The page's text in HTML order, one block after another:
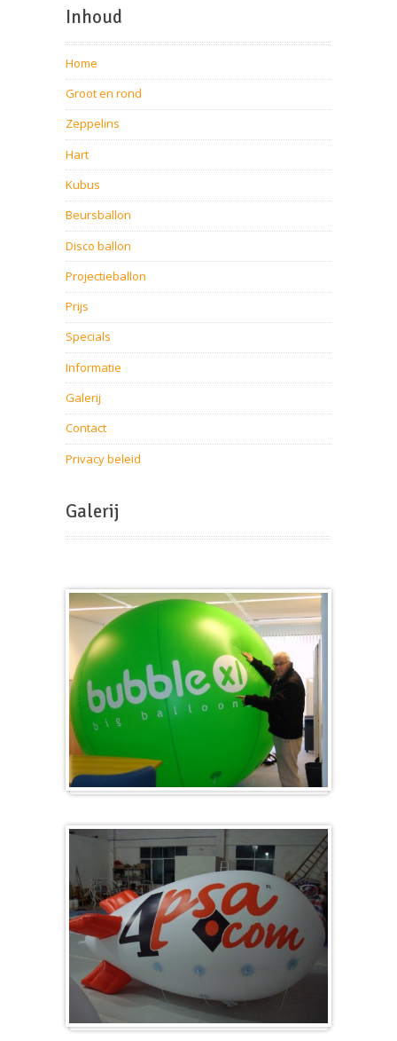
Inhoud
Home
Groot en rond
Zeppelins
Hart
Kubus
Beursballon
Disco ballon
Projectieballon
Prijs
Specials
Informatie
Galerij
Contact
Privacy beleid
Galerij